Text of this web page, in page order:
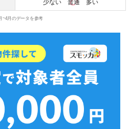
少ない 普通 多い
~4月のデータを参考